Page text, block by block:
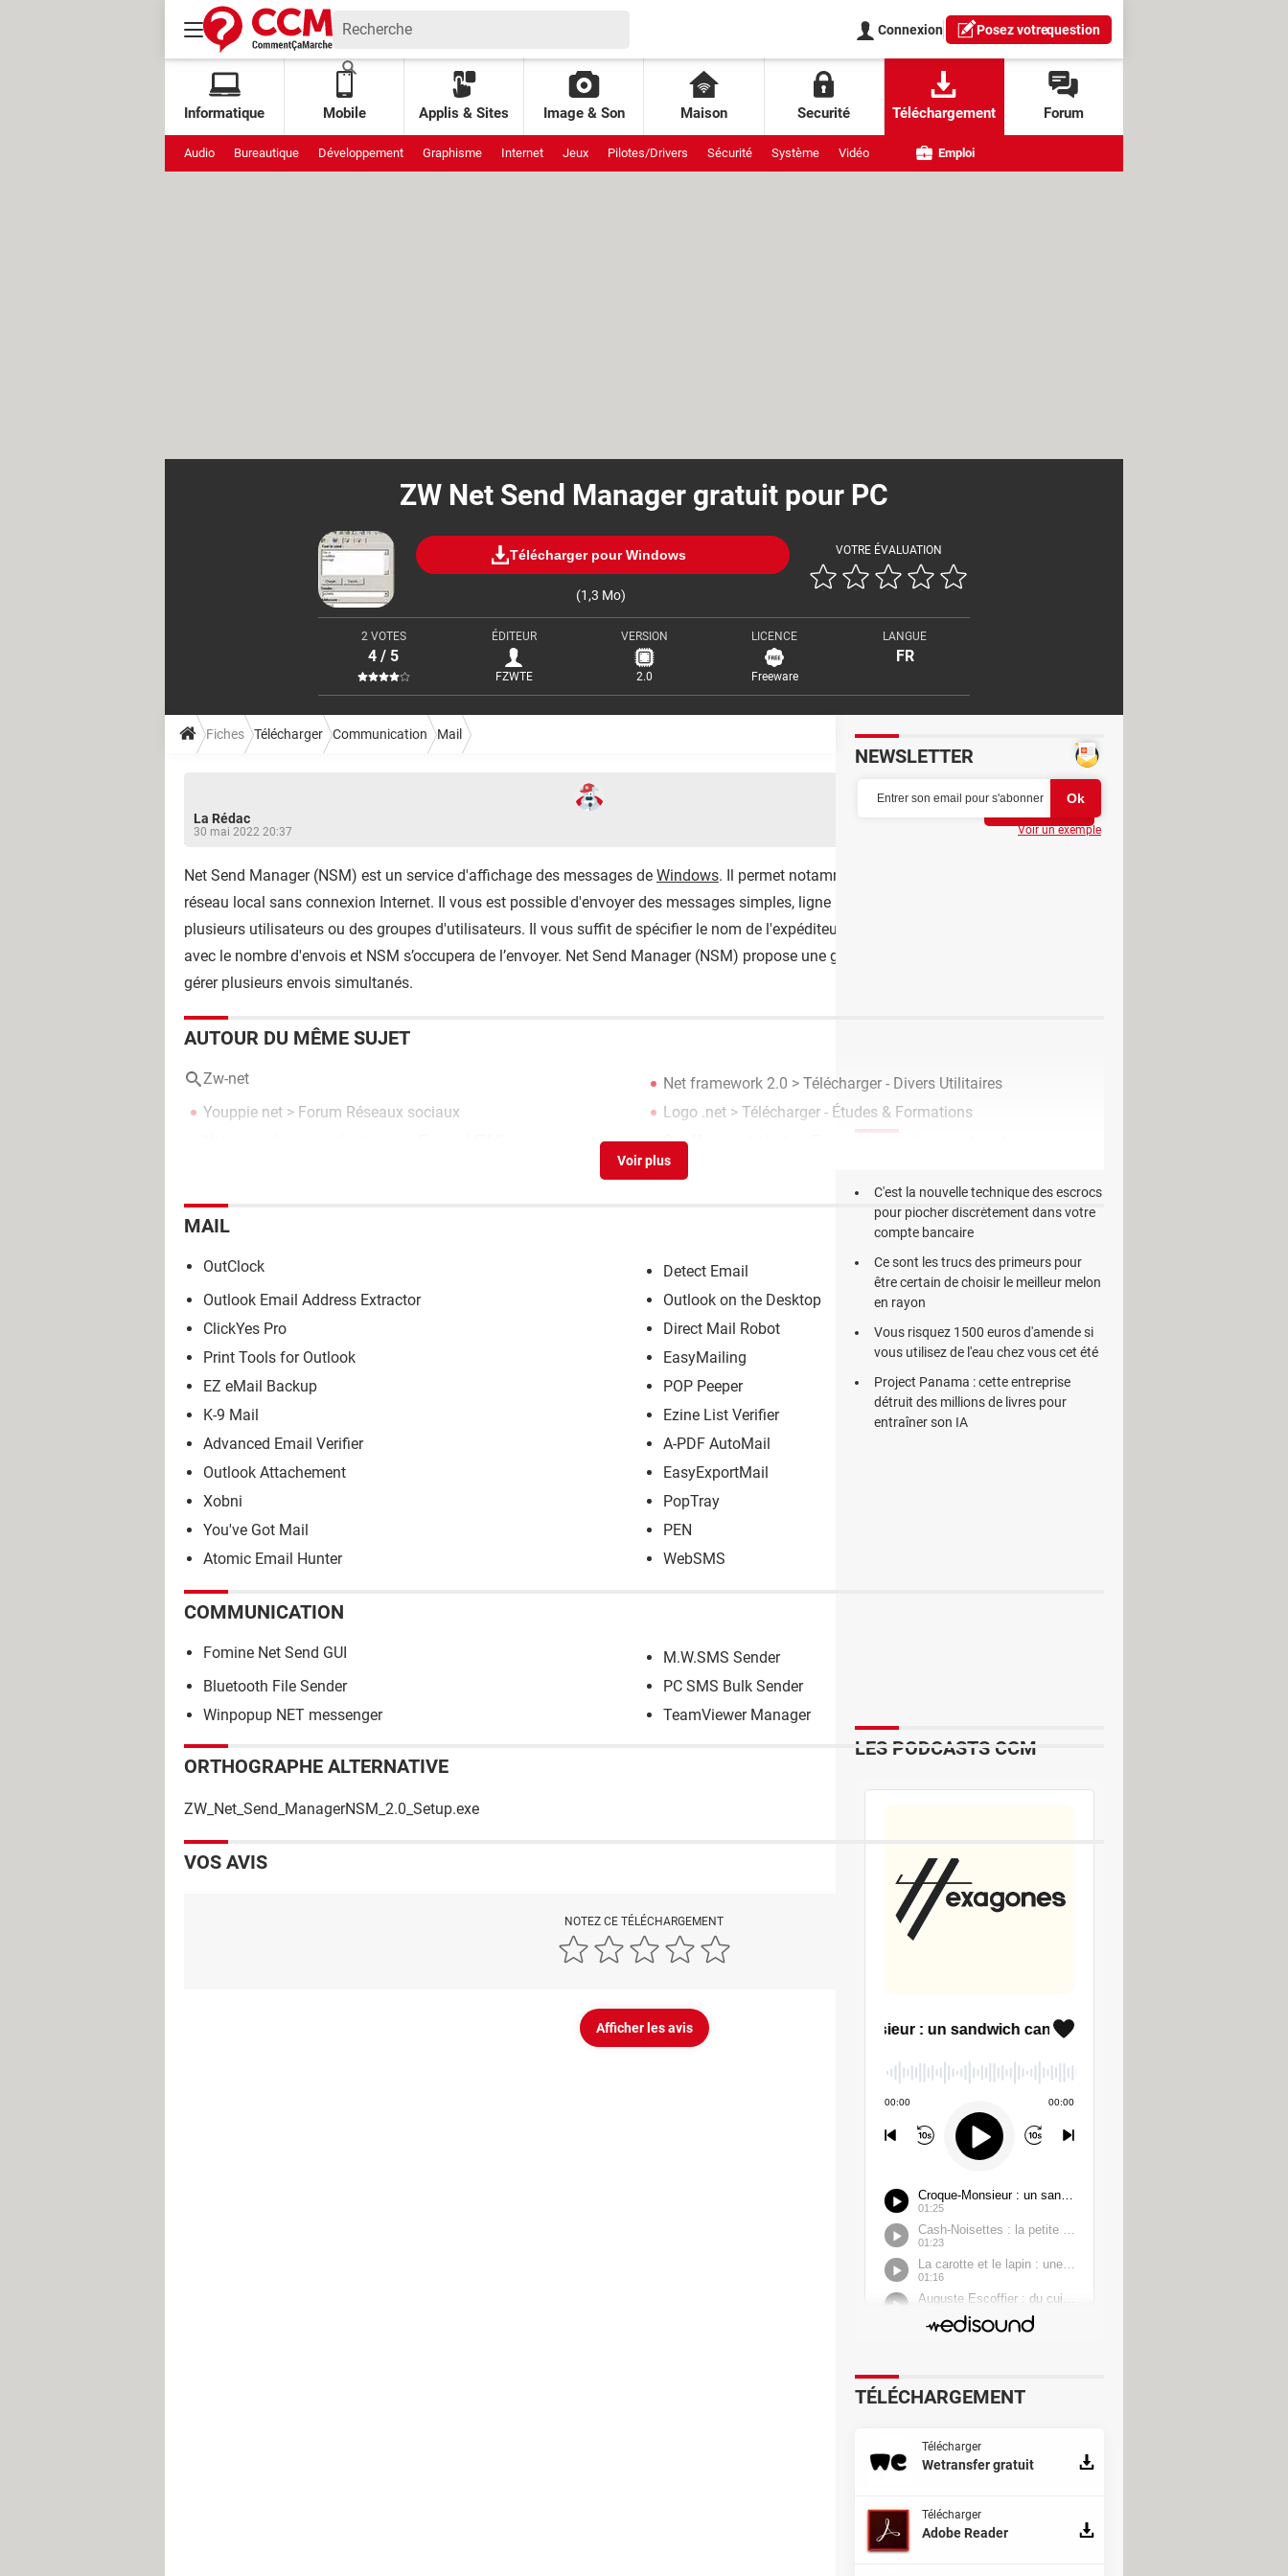
Connexion Posez votrequestion
Informatique Mobile Applis & Sites Image & Son Maison Securité Téléchargement Forum
Audio Bureautique Développement Graphisme Internet Jeux Pilotes/Drivers Sécurité Système Vidéo Emploi
ZW Net Send Manager gratuit pour PC
Télécharger pour Windows
(1,3 Mo)
VOTRE ÉVALUATION
2 VOTES
4 / 5
ÉDITEUR
FZWTE
VERSION
2.0
LICENCE
Freeware
LANGUE
FR
Fiches Télécharger Communication Mail
La Rédac
30 mai 2022 20:37
Net Send Manager (NSM) est un service d'affichage des messages de Windows. Il permet notamment d’envoyer des messages via un
réseau local sans connexion Internet. Il vous est possible d'envoyer des messages simples, ligne par ligne ou multi-ligne, à un ou
plusieurs utilisateurs ou des groupes d'utilisateurs. Il vous suffit de spécifier le nom de l'expéditeur et du destinataire, d’éditer le message
avec le nombre d'envois et NSM s’occupera de l’envoyer. Net Send Manager (NSM) propose une gestion par onglet pour permettre de
gérer plusieurs envois simultanés.
AUTOUR DU MÊME SUJET
Zw-net Net framework 2.0 > Télécharger - Divers Utilitaires
Youppie net > Forum Réseaux sociaux Logo .net > Télécharger - Études & Formations
Onoffapp net photo
MAIL
OutClock
Detect Email
Outlook Email Address Extractor
Outlook on the Desktop
ClickYes Pro
Direct Mail Robot
Print Tools for Outlook
EasyMailing
EZ eMail Backup
POP Peeper
K-9 Mail
Ezine List Verifier
Advanced Email Verifier
A-PDF AutoMail
Outlook Attachement
EasyExportMail
Xobni
PopTray
You've Got Mail
PEN
Atomic Email Hunter
WebSMS
COMMUNICATION
Fomine Net Send GUI
M.W.SMS Sender
Bluetooth File Sender
PC SMS Bulk Sender
Winpopup NET messenger
TeamViewer Manager
ORTHOGRAPHE ALTERNATIVE
ZW_Net_Send_ManagerNSM_2.0_Setup.exe
VOS AVIS
NOTEZ CE TÉLÉCHARGEMENT
Afficher les avis
NEWSLETTER
Voir un exemple
C'est la nouvelle technique des escrocs
pour piocher discrètement dans votre
compte bancaire
Ce sont les trucs des primeurs pour
être certain de choisir le meilleur melon
en rayon
Vous risquez 1500 euros d'amende si
vous utilisez de l'eau chez vous cet été
Project Panama : cette entreprise
détruit des millions de livres pour
entraîner son IA
LES PODCASTS CCM
TÉLÉCHARGEMENT
Télécharger
Wetransfer gratuit
Télécharger
Adobe Reader